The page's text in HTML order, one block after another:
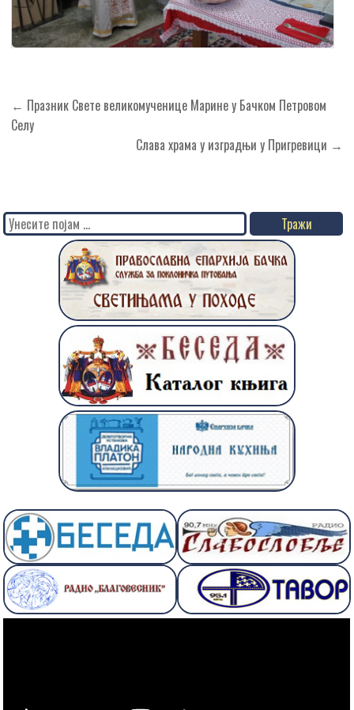
Кретање
чланка
← Празник Свете великомученице Марине у Бачком Петровом
Селу
Слава храма у изградњи у Пригревици →
Search
for: